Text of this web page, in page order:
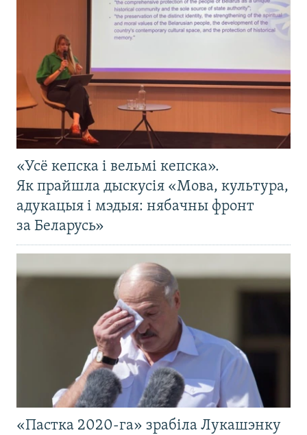
«Усё кепска і вельмі кепска».
Як прайшла дыскусія «Мова, культура,
адукацыя і мэдыя: нябачны фронт
за Беларусь»
«Пастка 2020-га» зрабіла Лукашэнку